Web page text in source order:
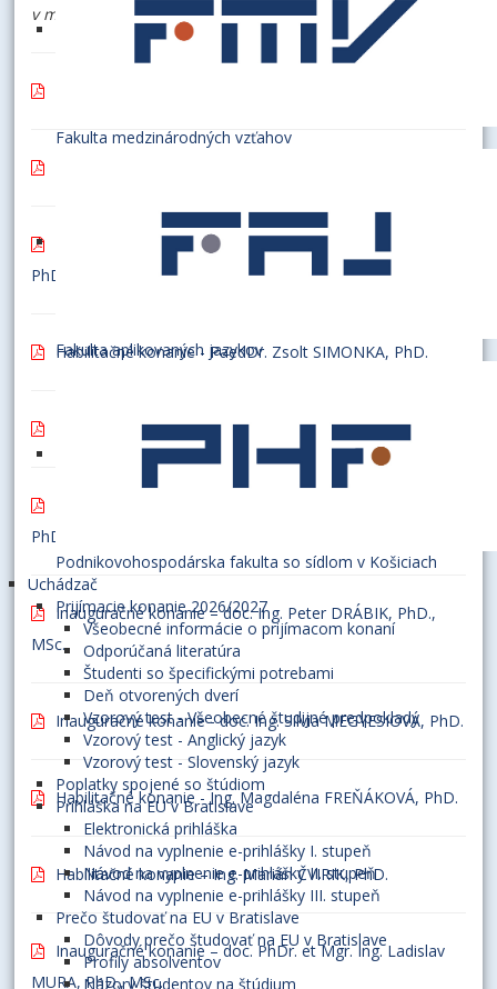
Fakulta medzinárodných vzťahov
Fakulta aplikovaných jazykov
Podnikovohospodárska fakulta so sídlom v Košiciach
Uchádzač
Prijímacie konanie 2026/2027
Všeobecné informácie o prijímacom konaní
Odporúčaná literatúra
Študenti so špecifickými potrebami
Deň otvorených dverí
Vzorový test - Všeobecné študijné predpoklady
Vzorový test - Anglický jazyk
Vzorový test - Slovenský jazyk
Poplatky spojené so štúdiom
Prihláška na EU v Bratislave
Elektronická prihláška
Návod na vyplnenie e-prihlášky I. stupeň
Návod na vyplnenie e-prihlášky II. stupeň
Návod na vyplnenie e-prihlášky III. stupeň
Prečo študovať na EU v Bratislave
Dôvody prečo študovať na EU v Bratislave
Profily absolventov
Názory študentov na štúdium
v medzinárodnej cestnej nákladnej preprave
Inauguračné konanie - doc. Mgr. Elena KAŠŤÁKOVÁ,
PhD.
Habilitačné konanie - PaedDr. Zsolt SIMONKA, PhD.
Habilitačné konanie - Ing. Martin HUDCOVSKÝ, PhD.
PhD.
Inauguračné konanie – doc. Ing. Peter DRÁBIK, PhD.,
MSc.
Inauguračné konanie - doc. Ing. Silvia MEGYESIOVÁ, PhD.
Habilitačné konanie - Ing. Magdaléna FREŇÁKOVÁ, PhD.
Habilitačné konanie – Ing. Marián ČVIRIK, PhD.
Inauguračné konanie – doc. PhDr. et Mgr. Ing. Ladislav
MURA, PhD., MSc.